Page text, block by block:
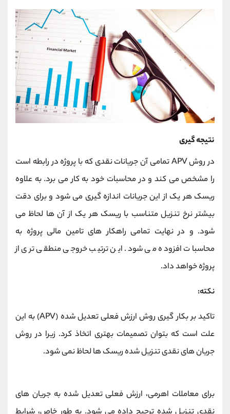
نتیجه گیری
در روش APV تمامی آن جریانات نقدی که با پروژه در رابطه است
را مشخص می کند و در محاسبات خود به کار می برد. به علاوه
ریسک هر یک از این جریانات اندازه گیری می شود و برای دقت
بیشتر نرخ تنزیل متناسب با ریسک هر یک از آن ها لحاظ می
شود. و در نهایت تمامی راهکار های تامین مالی پروژه به
محاسبات افزوده می شود. این ترتیب خروجی منطقی تری از
پروژه خواهد داد.
نکته:
تاکید بر بکار گیری روش ارزش فعلی تعدیل شده (APV) به این
علت است که بتوان تصمیمات بهتری اتخاذ کرد. زیرا در روش
جریان های نقدی تنزیل شده ریسک ها لحاظ نمی شود.
برای معاملات اهرمی، ارزش فعلی تعدیل شده به جریان های